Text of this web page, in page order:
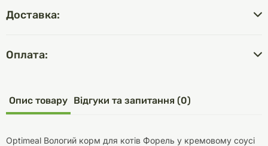
Доставка:
Оплата:
Опис товару Відгуки та запитання (0)
Optimeal Вологий корм для котів Форель у кремовому соусі